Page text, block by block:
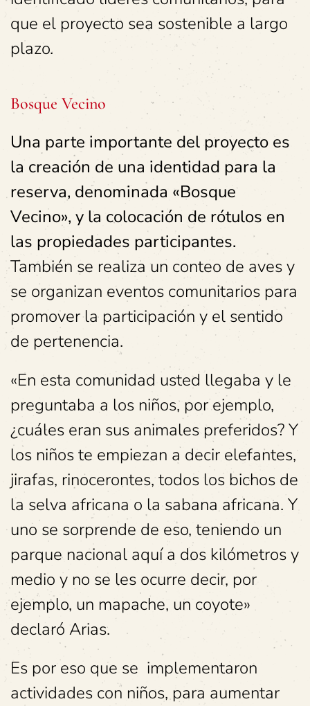
que el proyecto sea sostenible a largo
plazo.
Bosque Vecino
Una parte importante del proyecto es
la creación de una identidad para la
reserva, denominada «Bosque
Vecino», y la colocación de rótulos en
las propiedades participantes.
También se realiza un conteo de aves y
se organizan eventos comunitarios para
promover la participación y el sentido
de pertenencia.
«En esta comunidad usted llegaba y le
preguntaba a los niños, por ejemplo,
¿cuáles eran sus animales preferidos? Y
los niños te empiezan a decir elefantes,
jirafas, rinocerontes, todos los bichos de
la selva africana o la sabana africana. Y
uno se sorprende de eso, teniendo un
parque nacional aquí a dos kilómetros y
medio y no se les ocurre decir, por
ejemplo, un mapache, un coyote»
declaró Arias.
Es por eso que se implementaron
actividades con niños, para aumentar